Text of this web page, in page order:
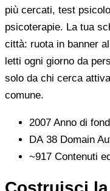
più cercati, test
psicoterapie. La tua
città: ruota in banner
letti ogni giorno da
solo da chi cerca
comune.
2007 Anno di
DA 38 Domain
~917 Contenuti